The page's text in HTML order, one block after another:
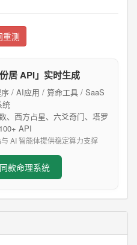
重测
居 API」实时生成
/ AI应用 / 算命工具 / SaaS
统
、西方占星、六爻奇门、塔罗
API
AI 智能体提供稳定算力支撑
款命理系统